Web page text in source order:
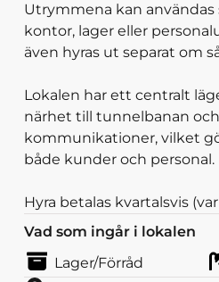
Utrymmena kan
kontor, lager eller
även hyras ut separat om
Lokalen har ett centralt
närhet till tunnelbanan
kommunikationer, vilket
både kunder och personal.
Hyra betalas kvartalsvis
Vad som ingår i lokalen
Lager/Förråd